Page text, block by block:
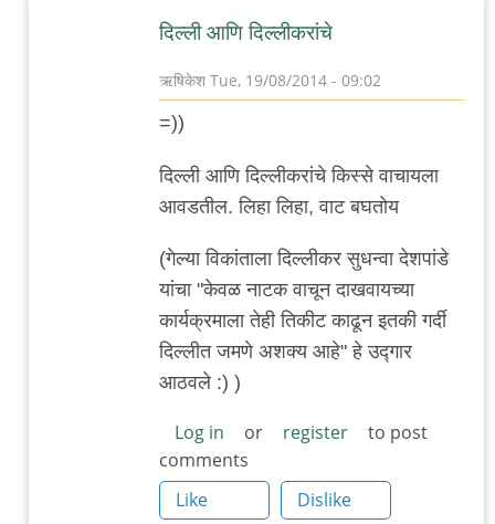
दिल्ली आणि दिल्लीकरांचे
ऋषिकेश Tue, 19/08/2014 - 09:02
reply
to
अपेक्षित
खरा
दिल्लीकर
by
विवेक
पटाईत
=))
दिल्ली आणि दिल्लीकरांचे किस्से वाचायला
आवडतील. लिहा लिहा, वाट बघतोय
(गेल्या विकांताला दिल्लीकर सुधन्वा देशपांडे
यांचा "केवळ नाटक वाचून दाखवायच्या
कार्यक्रमाला तेही तिकीट काढून इतकी गर्दी
दिल्लीत जमणे अशक्य आहे" हे उद्गार
आठवले :) )
Log in or register
to post
comments
Like
Dislike